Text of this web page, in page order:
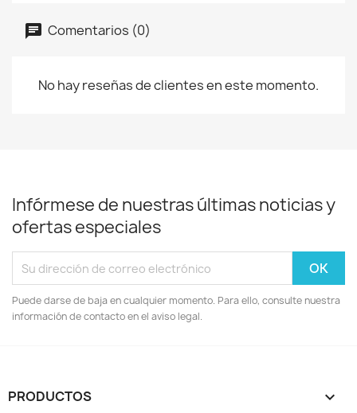
Comentarios (0)
No hay reseñas de clientes en este momento.
Infórmese de nuestras últimas noticias y
ofertas especiales
Puede darse de baja en cualquier momento. Para ello, consulte nuestra
información de contacto en el aviso legal.
PRODUCTOS 